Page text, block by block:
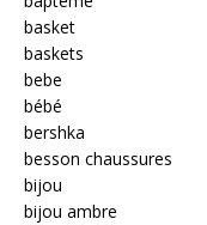
basket
baskets
bebe
bébé
bershka
besson chaussures
bijou
bijou ambre